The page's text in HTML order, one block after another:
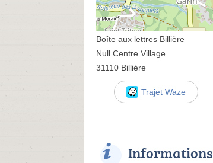
Boîte aux lettres Billière
Null Centre Village
31110 Billière
Trajet Waze
Informations